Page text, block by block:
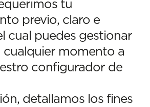
tu
previo, claro e
cual puedes gestionar
cualquier momento a
configurador de
detallamos los fines